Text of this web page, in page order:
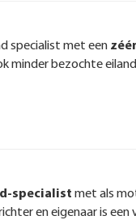
specialist met een
minder bezochte
specialist met als
en eigenaar is een